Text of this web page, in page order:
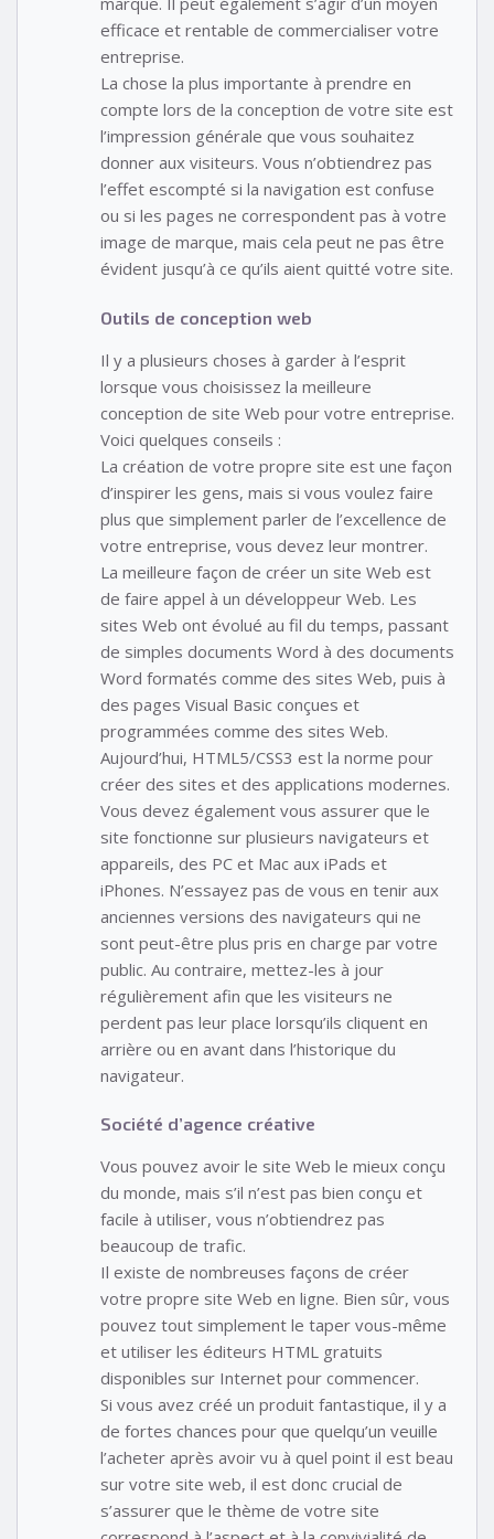
efficace et rentable de commercialiser votre
entreprise.
La chose la plus importante à prendre en
compte lors de la conception de votre site est
l’impression générale que vous souhaitez
donner aux visiteurs. Vous n’obtiendrez pas
l’effet escompté si la navigation est confuse
ou si les pages ne correspondent pas à votre
image de marque, mais cela peut ne pas être
évident jusqu’à ce qu’ils aient quitté votre site.
Outils de conception web
Il y a plusieurs choses à garder à l’esprit
lorsque vous choisissez la meilleure
conception de site Web pour votre entreprise.
Voici quelques conseils :
La création de votre propre site est une façon
d’inspirer les gens, mais si vous voulez faire
plus que simplement parler de l’excellence de
votre entreprise, vous devez leur montrer.
La meilleure façon de créer un site Web est
de faire appel à un développeur Web. Les
sites Web ont évolué au fil du temps, passant
de simples documents Word à des documents
Word formatés comme des sites Web, puis à
des pages Visual Basic conçues et
programmées comme des sites Web.
Aujourd’hui, HTML5/CSS3 est la norme pour
créer des sites et des applications modernes.
Vous devez également vous assurer que le
site fonctionne sur plusieurs navigateurs et
appareils, des PC et Mac aux iPads et
iPhones. N’essayez pas de vous en tenir aux
anciennes versions des navigateurs qui ne
sont peut-être plus pris en charge par votre
public. Au contraire, mettez-les à jour
régulièrement afin que les visiteurs ne
perdent pas leur place lorsqu’ils cliquent en
arrière ou en avant dans l’historique du
navigateur.
Société d’agence créative
Vous pouvez avoir le site Web le mieux conçu
du monde, mais s’il n’est pas bien conçu et
facile à utiliser, vous n’obtiendrez pas
beaucoup de trafic.
Il existe de nombreuses façons de créer
votre propre site Web en ligne. Bien sûr, vous
pouvez tout simplement le taper vous-même
et utiliser les éditeurs HTML gratuits
disponibles sur Internet pour commencer.
Si vous avez créé un produit fantastique, il y a
de fortes chances pour que quelqu’un veuille
l’acheter après avoir vu à quel point il est beau
sur votre site web, il est donc crucial de
s’assurer que le thème de votre site